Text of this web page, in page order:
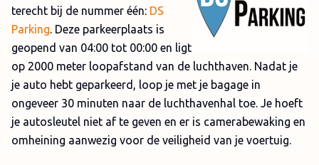
terecht bij de nummer één: DS
Parking. Deze parkeerplaats is
geopend van 04:00 tot 00:00 en ligt
op 2000 meter loopafstand van de luchthaven. Nadat je
je auto hebt geparkeerd, loop je met je bagage in
ongeveer 30 minuten naar de luchthavenhal toe. Je hoeft
je autosleutel niet af te geven en er is camerabewaking en
omheining aanwezig voor de veiligheid van je voertuig.